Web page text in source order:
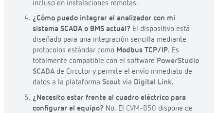
incluso en instalaciones remotas.
¿Cómo puedo integrar el analizador con mi
sistema SCADA o BMS actual? El dispositivo está
diseñado para una integración sencilla mediante
protocolos estándar como Modbus TCP/IP. Es
totalmente compatible con el software PowerStudio
SCADA de Circutor y permite el envío inmediato de
datos a la plataforma Scout vía Digital Link.
¿Necesito estar frente al cuadro eléctrico para
configurar el equipo? No. El CVM-B50 dispone de